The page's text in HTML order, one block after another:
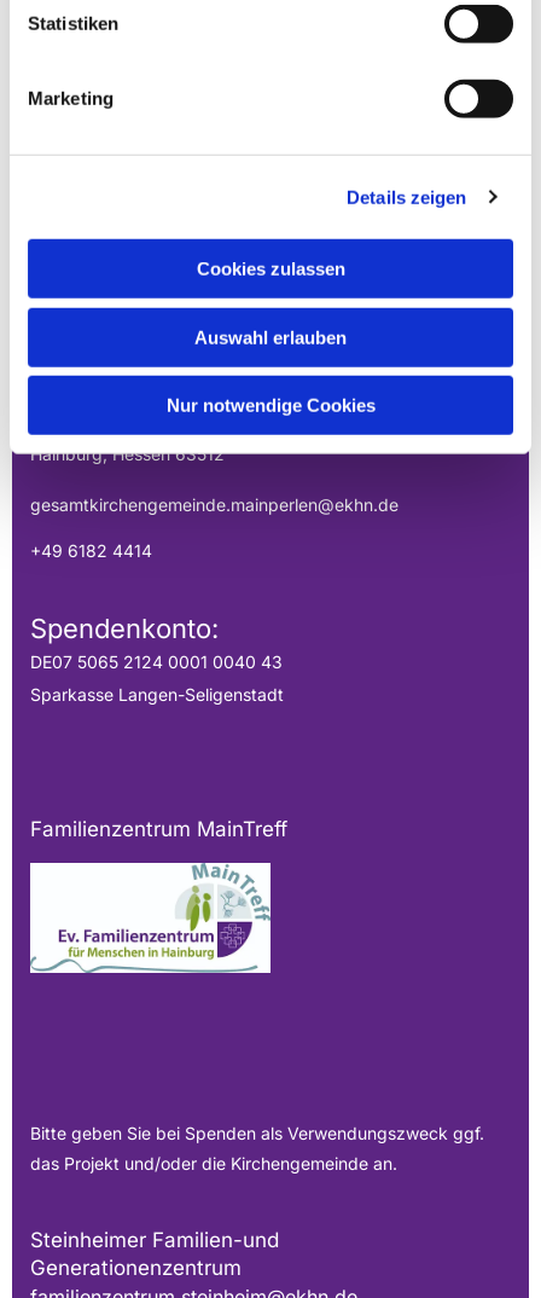
Statistiken
Marketing
Details zeigen
Cookies zulassen
Auswahl erlauben
Nur notwendige Cookies
EVANGELISCHE
GESAMTKIRCHENGEMEINDE DER
MAINPERLEN
Hainburg, Hessen 63512
gesamtkirchengemeinde.mainperlen@ekhn.de
+49 6182 4414
Spendenkonto:
DE07 5065 2124 0001 0040 43
Sparkasse Langen-Seligenstadt
Familienzentrum MainTreff
Bitte geben Sie bei Spenden als Verwendungszweck ggf.
das Projekt und/oder die Kirchengemeinde an.
Steinheimer Familien-und
Generationenzentrum